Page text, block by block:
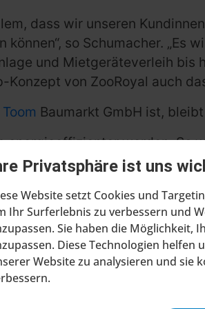
Privatsphäre ist uns
Website setzt Cookies und
Ihr Surferlebnis zu verbessern und
Sie haben die Möglichkeit,
Diese Technologien helfen
Website zu analysieren und sie
dass wir unseren
so Schumacher. „Es
und Mietgeräteverleih bis
von ZooRoyal auch
Toom Baumarkt GmbH ist,
energieeffizienter werden. So
den CO2-Ausstoß deutlich